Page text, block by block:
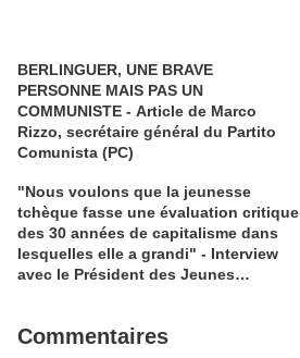
BERLINGUER, UNE BRAVE
PERSONNE MAIS PAS UN
COMMUNISTE - Article de Marco
Rizzo, secrétaire général du Partito
Comunista (PC)
"Nous voulons que la jeunesse
tchèque fasse une évaluation critique
des 30 années de capitalisme dans
lesquelles elle a grandi" - Interview
avec le Président des Jeunes
Commentaires